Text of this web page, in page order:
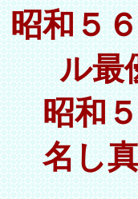
Ｎ
ル最
六
名し